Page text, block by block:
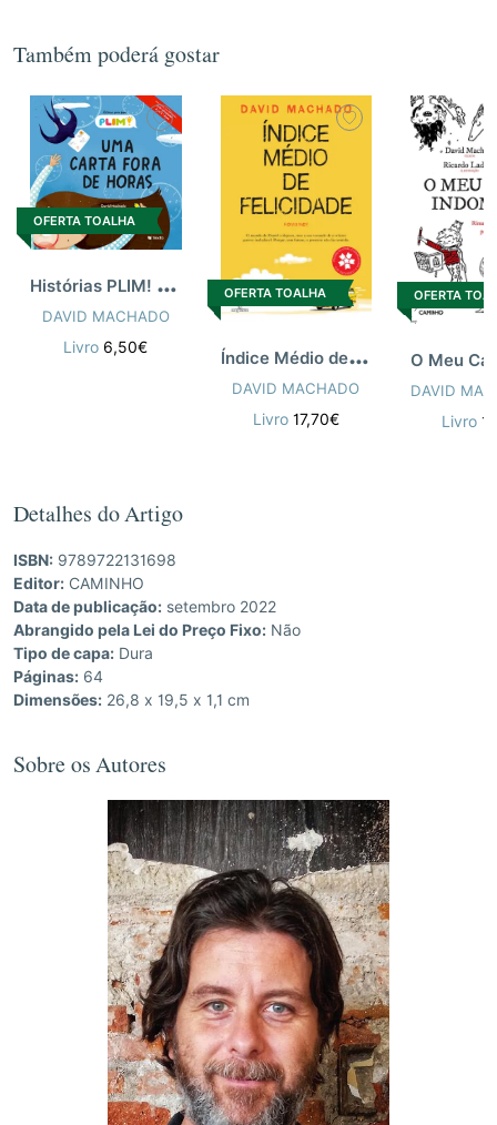
Também poderá gostar
OFERTA TOALHA
H
istórias PLIM! Uma carta fora de horas
DAVID MACHADO
Livro 6,50€
OFERTA TOALHA
Í
ndice Médio de Felicidade
DAVID MACHADO
Livro 17,70€
OFERTA
DAVID
Livro
Detalhes do Artigo
ISBN: 9789722131698
Editor: CAMINHO
Data de publicação: setembro 2022
Abrangido pela Lei do Preço Fixo: Não
Tipo de capa: Dura
Páginas: 64
Dimensões: 26,8 x 19,5 x 1,1 cm
Sobre os Autores